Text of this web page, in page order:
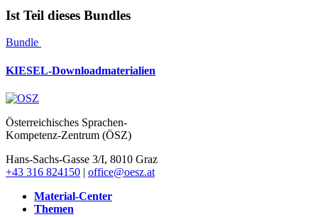
Ist Teil dieses Bundles
Bundle
KIESEL-Downloadmaterialien
Österreichisches Sprachen-
Kompetenz-Zentrum (ÖSZ)
Hans-Sachs-Gasse 3/I, 8010 Graz
+43 316 824150 | office@oesz.at
Material-Center
Themen